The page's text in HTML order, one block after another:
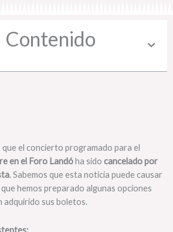
el concierto programado para el
en el Foro Landóha sido cancelado por
. Sabemos que esta noticia puede causar
hemos preparado algunas opciones
adquirido sus boletos.
Contenido